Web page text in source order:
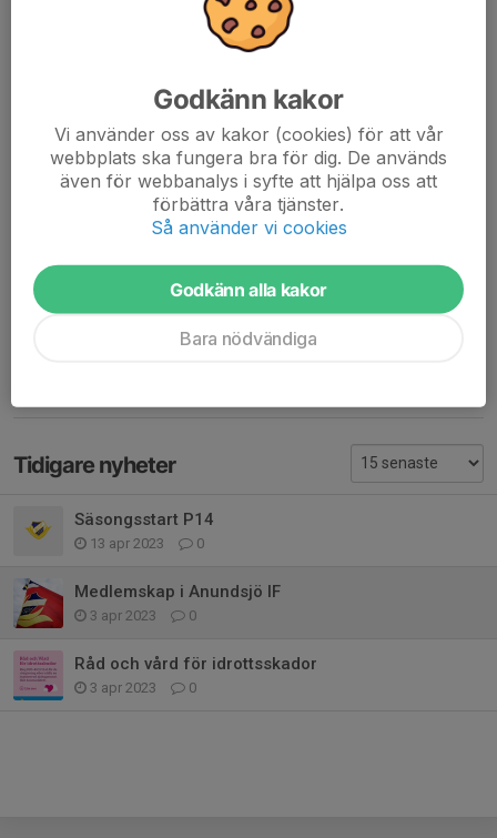
Anundsjö IF:s regi ska vara medlemmar i Anundsjö IF.
Medlemsavgiften är:
Familj 400kr
Enskild 200kr (0-64år)
Den betalas in till: Bankgiro 728-7964
Märk betalningen med barnets namn + lagnamn t.ex. Molly F2012
Tidigare nyheter
Säsongsstart P14
13 apr 2023 0
Medlemskap i Anundsjö IF
3 apr 2023 0
Råd och vård för idrottsskador
3 apr 2023 0
Godkänn kakor
Vi använder oss av kakor (cookies) för att vår
webbplats ska fungera bra för dig. De används
även för webbanalys i syfte att hjälpa oss att
förbättra våra tjänster.
Så använder vi cookies
Godkänn alla kakor
Bara nödvändiga